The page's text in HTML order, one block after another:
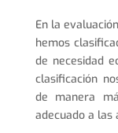
En la
hemos
de necesidad
clasificación
de manera
adecuado a las